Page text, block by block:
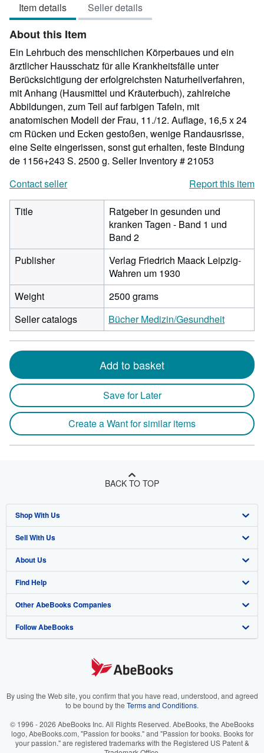
5
stars
Item details Seller details
About this Item
Ein Lehrbuch des menschlichen Körperbaues und ein
ärztlicher Hausschatz für alle Krankheitsfälle unter
Berücksichtigung der erfolgreichsten Naturheilverfahren,
mit Anhang (Hausmittel und Kräuterbuch), zahlreiche
Abbildungen, zum Teil auf farbigen Tafeln, mit
anatomischen Modell der Frau, 11./12. Auflage, 16,5 x 24
cm Rücken und Ecken gestoßen, wenige Randausrisse,
eine Seite eingerissen, sonst gut erhalten, feste Bindung
de 1156+243 S. 2500 g. Seller Inventory # 21053
Contact seller
Report this item
Title
Ratgeber in gesunden und
kranken Tagen - Band 1 und
Band 2
Publisher
Verlag Friedrich Maack Leipzig-
Wahren um 1930
Weight
2500 grams
Seller catalogs
Bücher Medizin/Gesundheit
Add to basket
Save for Later
Create a Want for similar items
BACK TO TOP
Shop With Us
Advanced Search
Browse Collections
My Account
My Orders
View Basket
Sell With Us
Start Selling
Join Our Affiliate Program
Book Buyback
Refer a seller
About Us
About AbeBooks
Media
Careers
Your Ads Privacy Choices
Accessibility
Find Help
Help
Customer Support
Other AbeBooks Companies
AbeBooks.co.uk
AbeBooks.it
AbeBooks.ca
Follow AbeBooks
By using the Web site, you confirm that you have read, understood, and agreed
to be bound by the Terms and Conditions.
© 1996 - 2026 AbeBooks Inc. All Rights Reserved. AbeBooks, the AbeBooks
logo, AbeBooks.com, "Passion for books." and "Passion for books. Books for
your passion." are registered trademarks with the Registered US Patent &